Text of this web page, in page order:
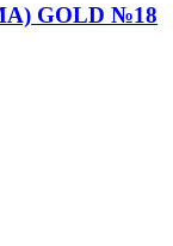
GOLD №18